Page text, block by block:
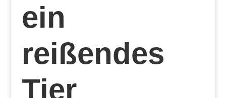
ein
reißendes
Tier